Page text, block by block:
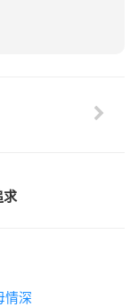
求
情深